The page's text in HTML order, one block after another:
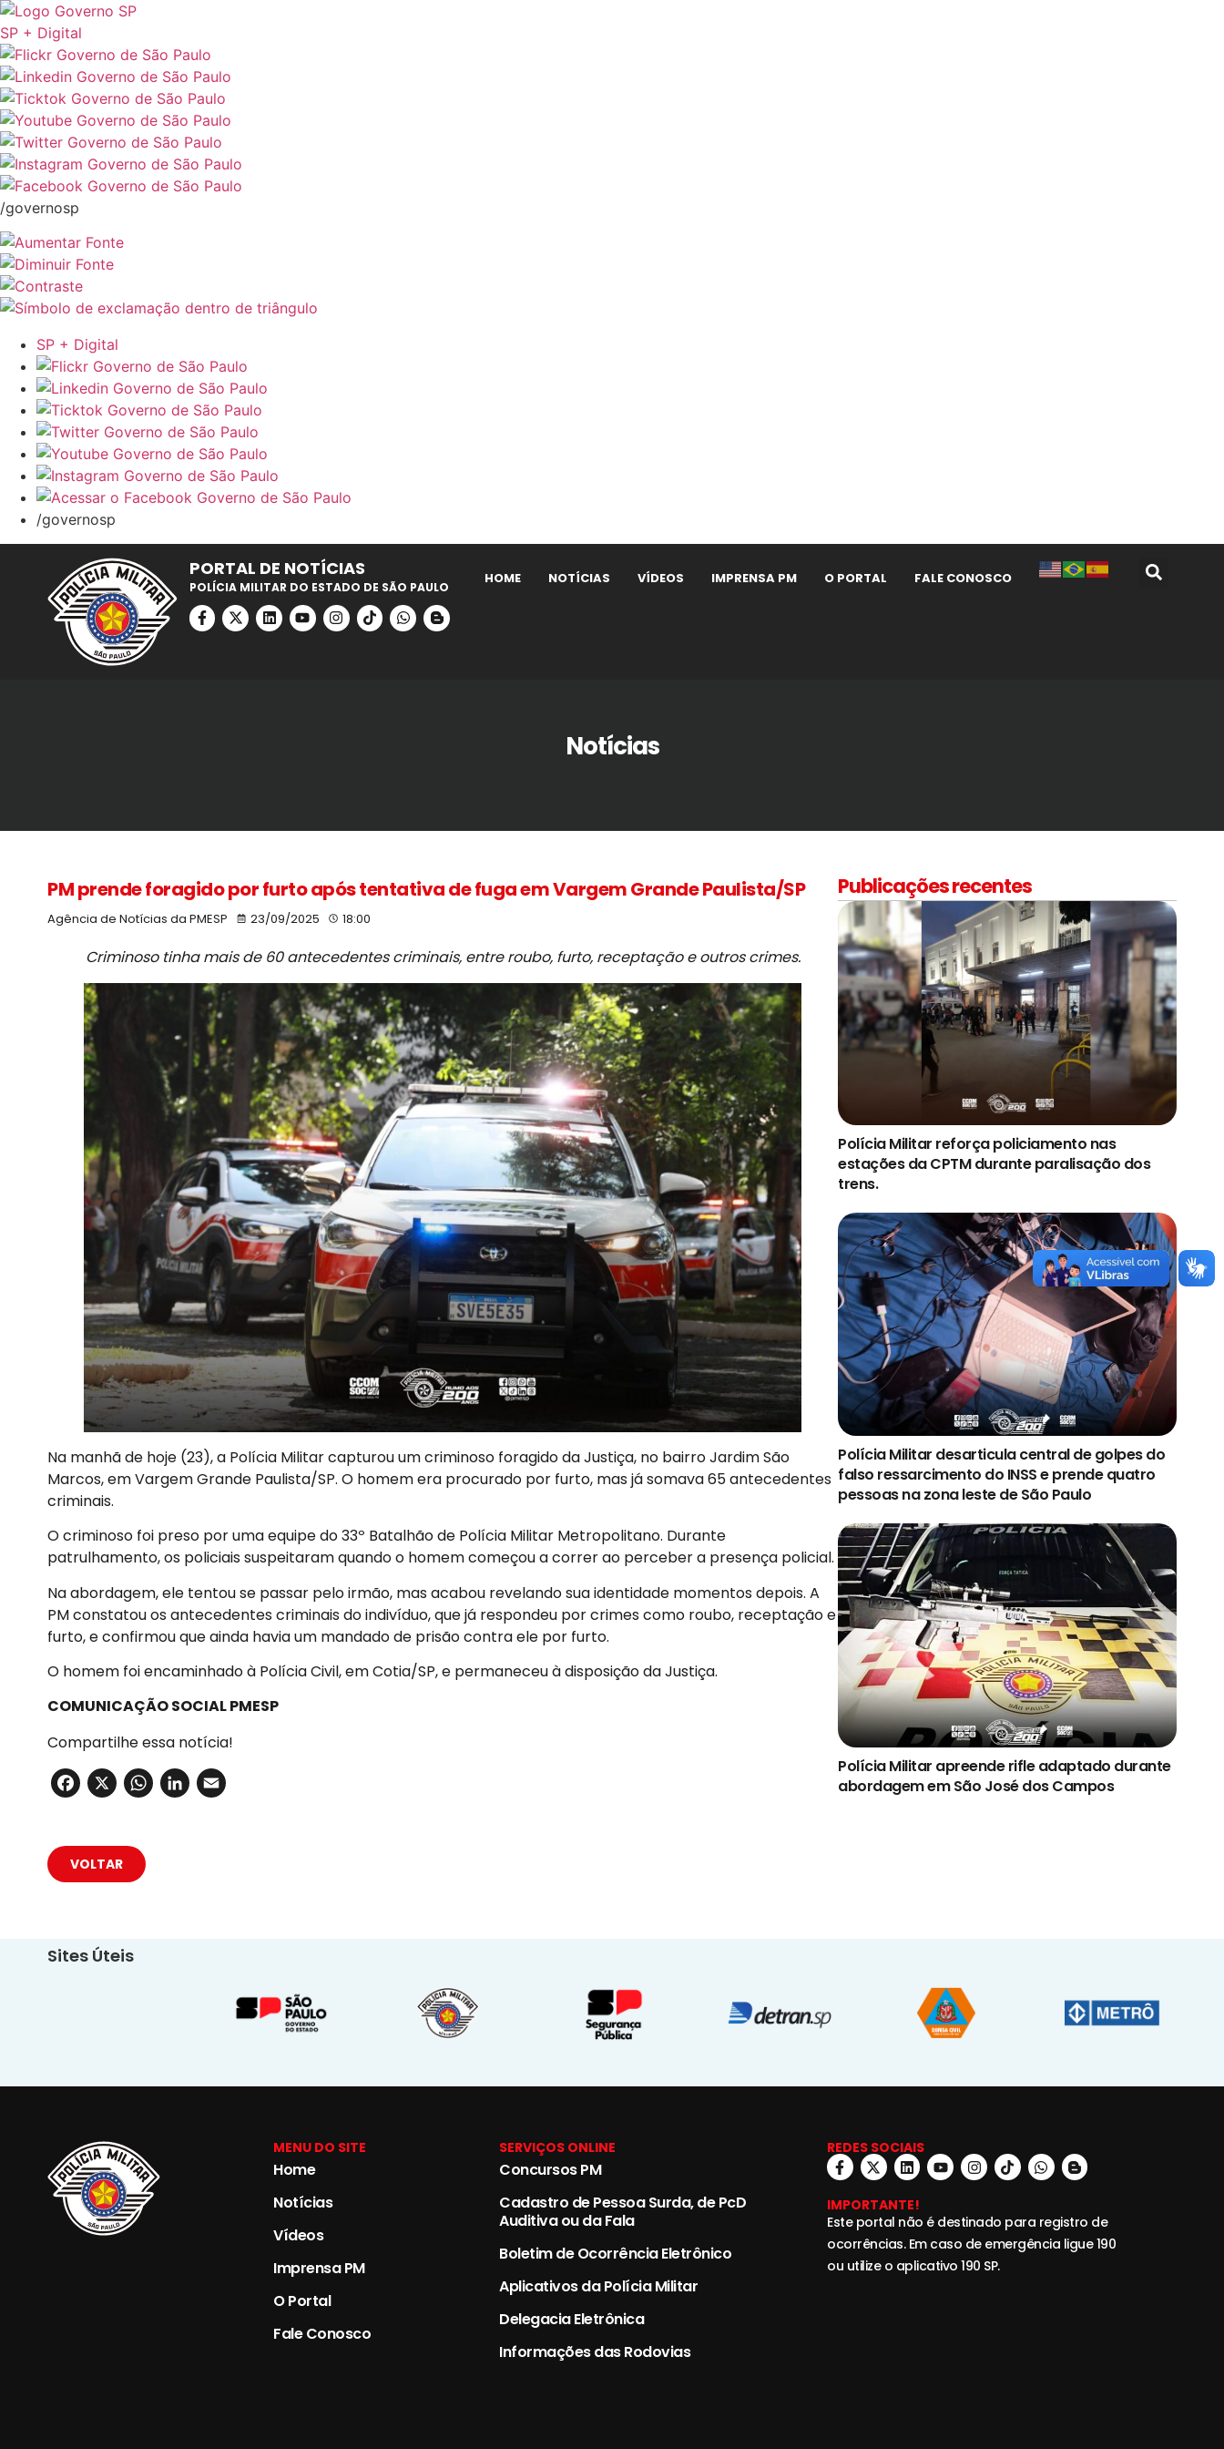
SP + Digital
/governosp
SP + Digital
/governosp
PORTAL DE NOTÍCIAS
POLÍCIA MILITAR DO ESTADO DE SÃO PAULO
HOME NOTÍCIAS VÍDEOS IMPRENSA PM O PORTAL FALE CONOSCO
Notícias
PM prende foragido por furto após tentativa de fuga em Vargem Grande Paulista/SP
Agência de Notícias da PMESP 23/09/2025 18:00
Criminoso tinha mais de 60 antecedentes criminais, entre roubo, furto, receptação e outros crimes.
Na manhã de hoje (23), a Polícia Militar capturou um criminoso foragido da Justiça, no bairro Jardim São
Marcos, em Vargem Grande Paulista/SP. O homem era procurado por furto, mas já somava 65 antecedentes
criminais.
O criminoso foi preso por uma equipe do 33º Batalhão de Polícia Militar Metropolitano. Durante
patrulhamento, os policiais suspeitaram quando o homem começou a correr ao perceber a presença policial.
Na abordagem, ele tentou se passar pelo irmão, mas acabou revelando sua identidade momentos depois. A
PM constatou os antecedentes criminais do indivíduo, que já respondeu por crimes como roubo, receptação e
furto, e confirmou que ainda havia um mandado de prisão contra ele por furto.
O homem foi encaminhado à Polícia Civil, em Cotia/SP, e permaneceu à disposição da Justiça.
COMUNICAÇÃO SOCIAL PMESP
Compartilhe essa notícia!
Facebook
X WhatsApp
LinkedIn
Publicações recentes
Polícia Militar reforça policiamento nas
estações da CPTM durante paralisação dos
trens.
Polícia Militar desarticula central de golpes do
falso ressarcimento do INSS e prende quatro
pessoas na zona leste de São Paulo
Polícia Militar apreende rifle adaptado durante
abordagem em São José dos Campos
VOLTAR
Sites Úteis
MENU DO SITE
Home
Notícias
Vídeos
Imprensa PM
O Portal
Fale Conosco
SERVIÇOS ONLINE
Concursos PM
Cadastro de Pessoa Surda, de PcD
Auditiva ou da Fala
Boletim de Ocorrência Eletrônico
Aplicativos da Polícia Militar
Delegacia Eletrônica
Informações das Rodovias
REDES SOCIAIS
IMPORTANTE!
Este portal não é destinado para registro de
ocorrências. Em caso de emergência ligue 190
ou utilize o aplicativo 190 SP.